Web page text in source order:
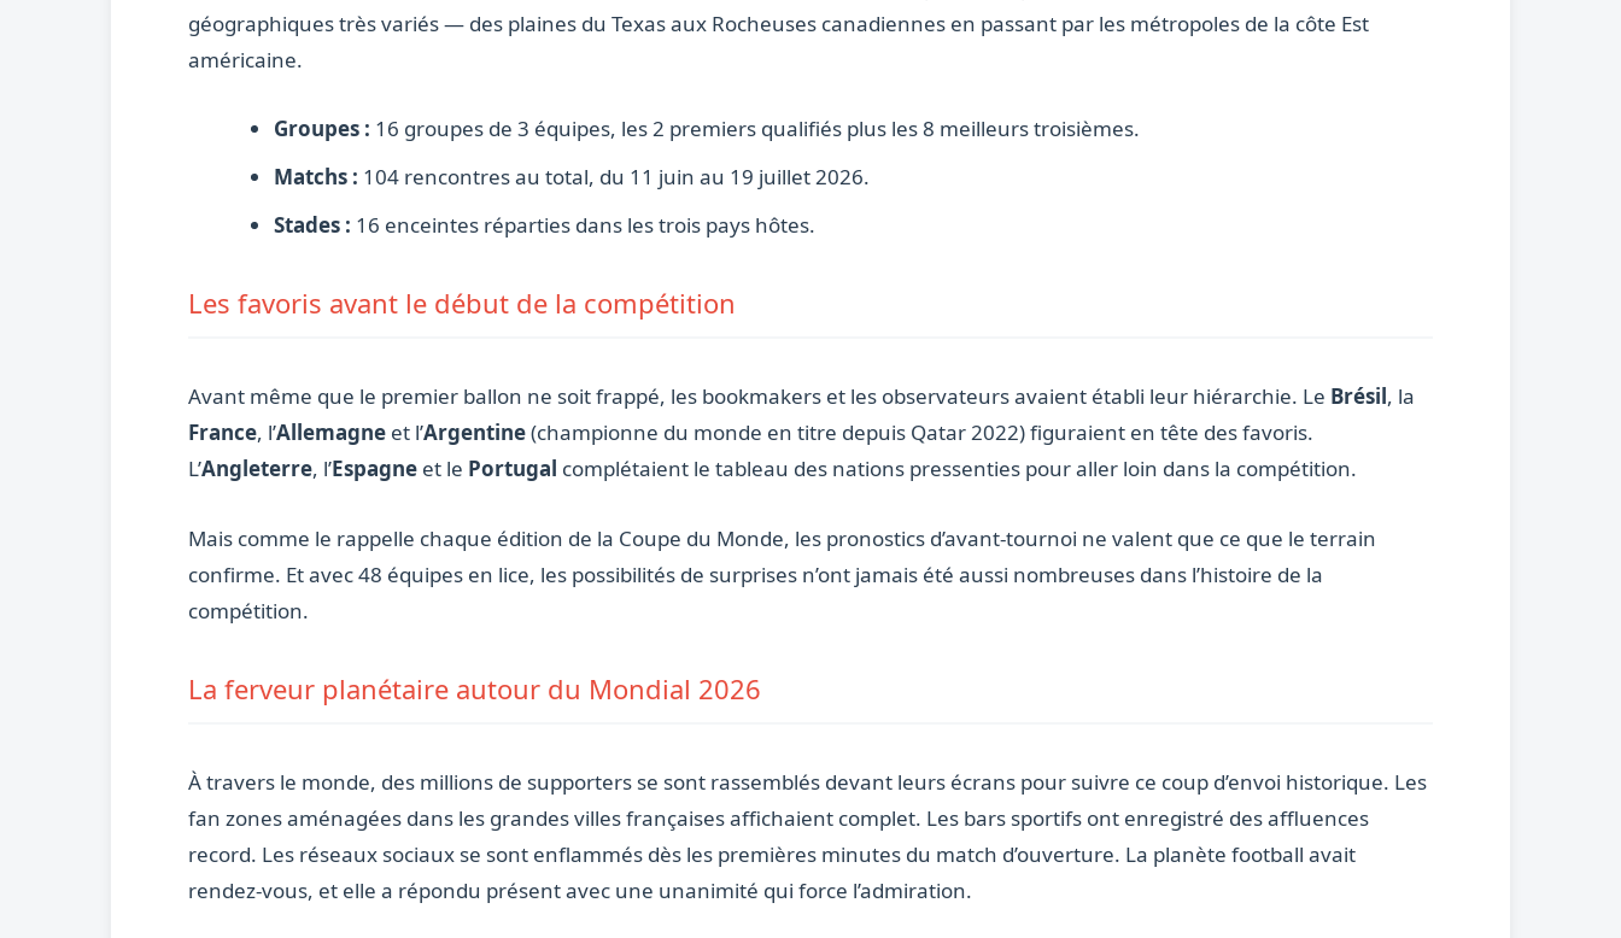
géographiques très variés — des plaines du Texas aux Rocheuses canadiennes en passant par les métropoles de la côte Est
américaine.
Groupes : 16 groupes de 3 équipes, les 2 premiers qualifiés plus les 8 meilleurs troisièmes.
Matchs : 104 rencontres au total, du 11 juin au 19 juillet 2026.
Stades : 16 enceintes réparties dans les trois pays hôtes.
Les favoris avant le début de la compétition
Avant même que le premier ballon ne soit frappé, les bookmakers et les observateurs avaient établi leur hiérarchie. Le Brésil, la
France, l’Allemagne et l’Argentine(championne du monde en titre depuis Qatar 2022) figuraient en tête des favoris.
L’Angleterre, l’Espagne et le Portugal complétaient le tableau des nations pressenties pour aller loin dans la compétition.
Mais comme le rappelle chaque édition de la Coupe du Monde, les pronostics d’avant-tournoi ne valent que ce que le terrain
confirme. Et avec 48 équipes en lice, les possibilités de surprises n’ont jamais été aussi nombreuses dans l’histoire de la
compétition.
La ferveur planétaire autour du Mondial 2026
À travers le monde, des millions de supporters se sont rassemblés devant leurs écrans pour suivre ce coup d’envoi historique. Les
fan zones aménagées dans les grandes villes françaises affichaient complet. Les bars sportifs ont enregistré des affluences
record. Les réseaux sociaux se sont enflammés dès les premières minutes du match d’ouverture. La planète football avait
rendez-vous, et elle a répondu présent avec une unanimité qui force l’admiration.